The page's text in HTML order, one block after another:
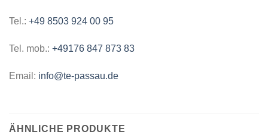
Tel.: +49 8503 924 00 95
Tel. mob.: +49176 847 873 83
Email: info@te-passau.de
ÄHNLICHE PRODUKTE